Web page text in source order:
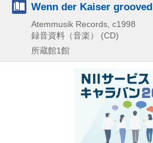
Wenn der Kaiser grooved
Atemmusik Records, c1998
録音資料（音楽） (CD)
所蔵館1館